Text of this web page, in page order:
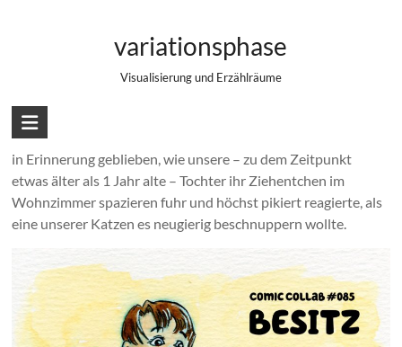
variationsphase
Visualisierung und Erzählräume
Comic Collab #085 – Besitz
Irgendwann kommt jedes Kind an den Punkt, an dem es
anfängt, über Besitz nachzudenken. Besonders lebhaft ist mir
in Erinnerung geblieben, wie unsere – zu dem Zeitpunkt
etwas älter als 1 Jahr alte – Tochter ihr Ziehentchen im
Wohnzimmer spazieren fuhr und höchst pikiert reagierte, als
eine unserer Katzen es neugierig beschnuppern wollte.